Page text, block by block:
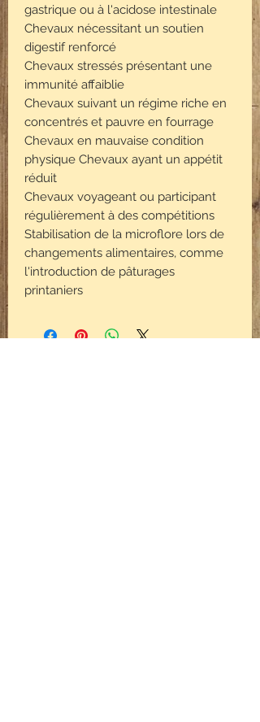
gastrique ou à l'acidose intestinale
Chevaux nécessitant un soutien
digestif renforcé
Chevaux stressés présentant une
immunité affaiblie
Chevaux suivant un régime riche en
concentrés et pauvre en fourrage
Chevaux en mauvaise condition
physique Chevaux ayant un appétit
réduit
Chevaux voyageant ou participant
régulièrement à des compétitions
Stabilisation de la microflore lors de
changements alimentaires, comme
l'introduction de pâturages
printaniers